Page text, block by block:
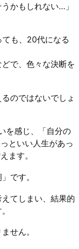
かもしれない…」
も、20代になる
で、色々な決断を
のではないでしょ
を感じ、「自分の
といい人生があっ
ます。
です。
てしまい、結果的
せん。